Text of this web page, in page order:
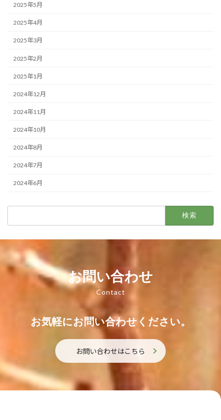
2025年5月
2025年4月
2025年3月
2025年2月
2025年1月
2024年12月
2024年11月
2024年10月
2024年8月
2024年7月
2024年6月
お問い合わせ
Contact
お気軽にお問い合わせください。
お問い合わせはこちら